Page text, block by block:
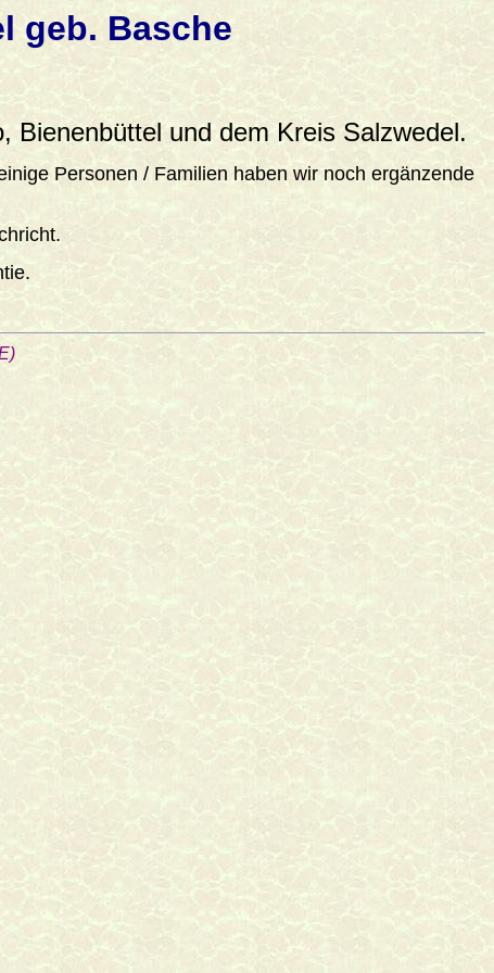
geb. Basche
Bienenbüttel und dem Kreis Salzwedel.
Personen / Familien haben wir noch ergänzende